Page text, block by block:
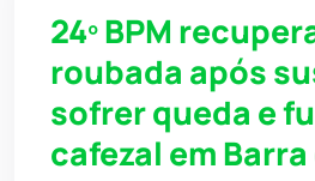
24º BPM
roubada após
sofrer queda e
cafezal em